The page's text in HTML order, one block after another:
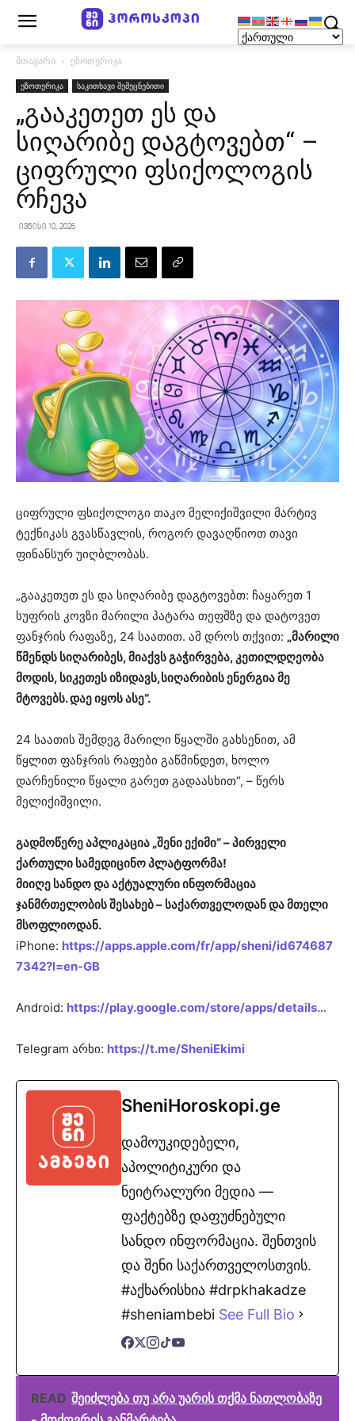
მთავარი ეზოთერიკა
ეზოთერიკა საკითხავი შემეცნებითი
„გააკეთეთ ეს და
სიღარიბე დაგტოვებთ“ –
ციფრული ფსიქოლოგის
რჩევა
ივნისი 10, 2026
ციფრული ფსიქოლოგი თაკო მელიქიშვილი მარტივ
ტექნიკას გვასწავლის, როგორ დავაღწიოთ თავი
ფინანსურ უიღბლობას.
„გააკეთეთ ეს და სიღარიბე დაგტოვებთ: ჩაყარეთ 1
სუფრის კოვზი მარილი პატარა თეფშზე და დატოვეთ
ფანჯრის რაფაზე, 24 საათით. ამ დროს თქვით: „მარილი
წმენდს სიღარიბეს, მიაქვს გაჭირვება, კეთილდღეობა
მოდის, სიკეთეს იზიდავს,სიღარიბის ენერგია მე
მტოვებს. დაე იყოს ასე“.
24 საათის შემდეგ მარილი წყალში გახსენით, ამ
წყლით ფანჯრის რაფები გაწმინდეთ, ხოლო
დარჩენილი წყალი გარეთ გადაასხით“, – წერს
მელიქიშვილი.
გადმოწერე აპლიკაცია „შენი ექიმი“ – პირველი
ქართული სამედიცინო პლატფორმა!
მიიღე სანდო და აქტუალური ინფორმაცია
ჯანმრთელობის შესახებ – საქართველოდან და მთელი
მსოფლიოდან.
iPhone: https://apps.apple.com/fr/app/sheni/id674687
7342?l=en-GB
Android: https://play.google.com/store/apps/details…
Telegram არხი: https://t.me/SheniEkimi
SheniHoroskopi.ge
დამოუკიდებელი,
აპოლიტიკური და
ნეიტრალური მედია —
ფაქტებზე დაფუძნებული
სანდო ინფორმაცია. შენთვის
და შენი საქართველოსთვის.
#აქხარისხია #drpkhakadze
#sheniambebi See Full Bio
READ შეიძლება თუ არა უარის თქმა ნათლობაზე